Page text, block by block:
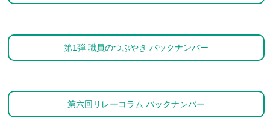
第1弾 職員のつぶやき バックナンバー
第六回リレーコラム バックナンバー